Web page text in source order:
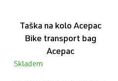
Taška na kolo Acepac
Bike transport bag
Acepac
Skladem